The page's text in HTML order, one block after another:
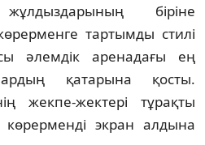
біріне
тартымды стилі
әлемдік аренадағы ең
қатарына қосты.
жекпе-жектері тұрақты
экран алдына